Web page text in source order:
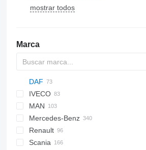
mostrar todos
Marca
DAF
CF
CF 75
CF 75 250
CF 75 310
CF 75 360
CF 85
CF 85 380
CF 85 410
CF 320
CF 330
LF
LF 45
LF 45 220
LF 180 FA
XB
XB 260
XD
XF
Cargo
Transit
IVECO
Daily
EuroCargo
Magirus
S-Way
ELF
Forward
MAN
LE
NL series
TGA
Mercedes-Benz
A-Class
Actros
Canter
Atleon
Renault
C-series
Scania